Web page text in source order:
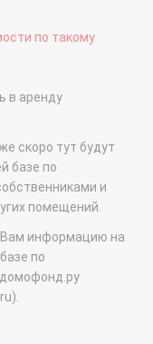
по такому
в аренду
скоро тут будут
базе по
и
помещений.
информацию на
по